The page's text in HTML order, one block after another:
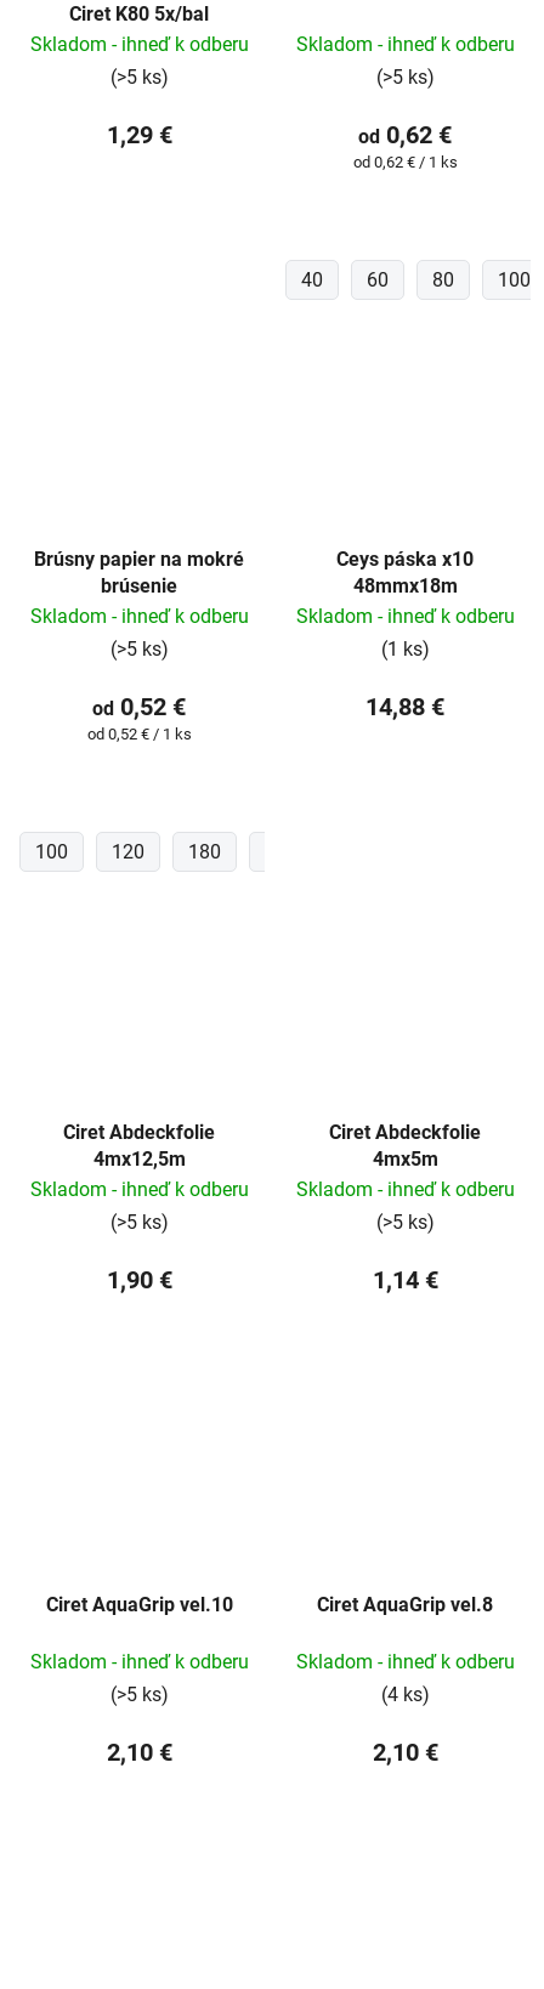
Ciret K80 5x/bal
Skladom - ihneď k odberu
(>5 ks)
1,29 €
Skladom - ihneď k odberu
(>5 ks)
od 0,62 €
Jednotková
od 0,62 € / 1 ks
40 60 80 100
Brúsny papier na mokré
brúsenie
Skladom - ihneď k odberu
(>5 ks)
od 0,52 €
Jednotková
od 0,52 € / 1 ks
100 120 180
Ceys páska x10
48mmx18m
Skladom - ihneď k odberu
(1 ks)
14,88 €
Ciret Abdeckfolie
4mx12,5m
Skladom - ihneď k odberu
(>5 ks)
1,90 €
Ciret Abdeckfolie
4mx5m
Skladom - ihneď k odberu
(>5 ks)
1,14 €
Ciret AquaGrip vel.10
Skladom - ihneď k odberu
(>5 ks)
2,10 €
Ciret AquaGrip vel.8
Skladom - ihneď k odberu
(4 ks)
2,10 €